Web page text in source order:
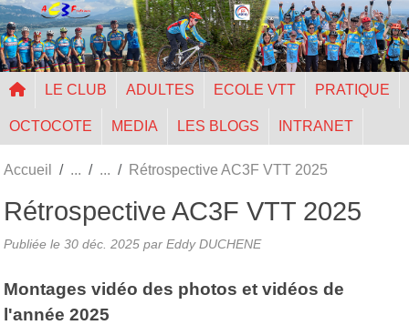
LE CLUB ADULTES ECOLE VTT PRATIQUE
OCTOCOTE MEDIA LES BLOGS INTRANET
Accueil Rétrospective AC3F VTT 2025
Rétrospective AC3F VTT 2025
Publiée le 30 déc. 2025 par Eddy DUCHENE
Montages vidéo des photos et vidéos de
l'année 2025
Panneau de gestion des cookies